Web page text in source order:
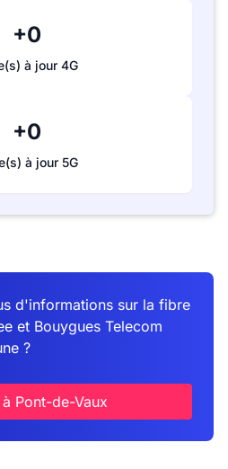
+0
à jour 4G
+0
à jour 5G
d'informations sur la fibre
et Bouygues Telecom
?
Pont-de-Vaux